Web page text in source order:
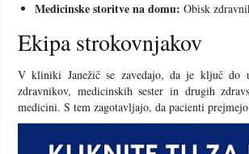
Medicinske storitve na domu: Obisk
Ekipa strokovnjakov
V kliniki Janežič se zavedajo, da je ključ do
zdravnikov, medicinskih sester in drugih
medicini. S tem zagotavljajo, da pacienti